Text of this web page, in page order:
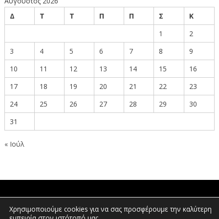
Δ
Τ Τ Π Π Σ
Κ
1
2
3
4 5 6 7 8
9
10
11 12 13 14 15
16
17
18 19 20 21 22
23
24
25 26 27 28 29
30
31
« Ιούλ
ΠΟΛΙΤΕΣ
Χρησιμοποιούμε cookies για να σας προσφέρουμε την καλύτερη